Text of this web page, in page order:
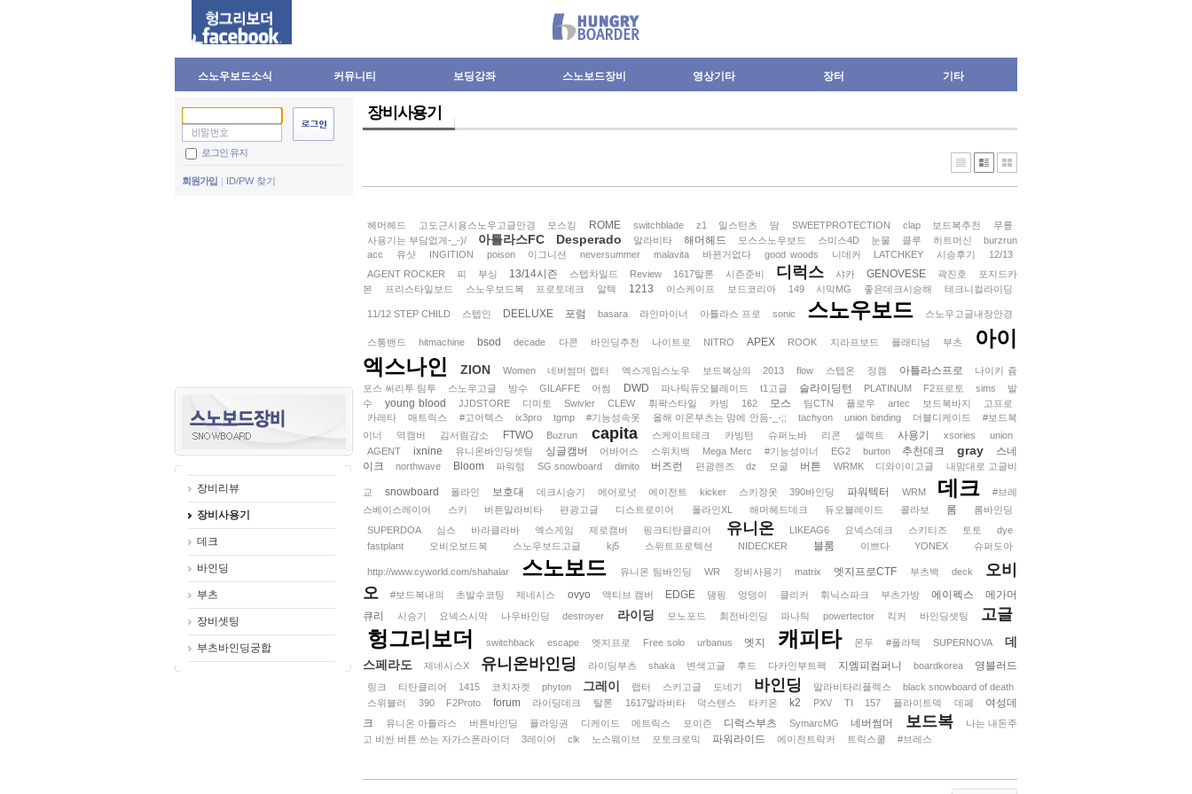
스노우보드소식 커뮤니티 보딩강좌 스노보드장비 영상기타 장터 기타
로그인 유지
회원가입 ID/PW 찾기
장비리뷰
장비사용기
데크
바인딩
부츠
장비셋팅
부츠바인딩궁합
장비사용기
헤머헤드 고도근시용스노우고글안경 모스킹 ROME switchblade z1 일스턴츠 땀 SWEETPROTECTION clap 보드복추천
무릎
사용기는 부담없게-_-)/
아틀라스FC Desperado 말라비타 해머헤드 모스스노우보드 스미스4D 눈물 클루 히트머신
burzrun
acc
유샷 INGITION poison 이그니션 neversummer malavita 바뀐거없다 good woods 니데커 LATCHKEY 시승후기
12/13
AGENT ROCKER
피 부싱 13/14시즌 스텝차일드 Review 1617탈론 시즌준비 디럭스 샤카 GENOVESE 곽진호
포지드카
본
프리스타일보드 스노우보드복 프로토데크 알텍 1213 이스케이프 보드코리아 149 시막MG 좋은데크시승해 테크니컬라이딩
11/12 STEP CHILD 스텝인 DEELUXE 포럼 basara 라인마이너 아틀라스 프로 sonic 스노우보드 스노우고글내장안경
스통밴드 hitmachine bsod decade 다콘 바인딩추천 나이트로 NITRO APEX ROOK 지라프보드 플래티넘 부츠
아이
엑스나인
ZION Women 네버썸머 랩터 엑스게임스노우 보드복상의 2013 flow 스텝온 정캠 아틀라스프로
나이키 쥼
포스 써리투 팀투
스노우고글 방수 GILAFFE 어썸 DWD 파나틱듀오블레이드 t1고글 슬라이딩턴 PLATINUM F2프로토 sims
발
수
young blood JJDSTORE 디미토 Swivler CLEW 휘팍스타일 카빙 162 모스 팀CTN 플로우 artec 보드복바지
고프로
카레타
매트릭스 #고어텍스 ix3pro tgmp #기능성속옷 올해 이온부츠는 맘에 안듬-_-;; tachyon union binding 더블디케이드
#보드복
이너
역캠버 김서림감소 FTWO Buzrun capita 스케이트테크 카빙턴 슈퍼노바 리콘 셀렉트 사용기 xsories
union
AGENT
ixnine 유니온바인딩셋팅 싱글캠버 어바어스 스위치백 Mega Merc #기능성이너 EG2 burton 추천데크 gray
스네
이크
northwave Bloom 파워텅 SG snowboard dimito 버즈런 편광렌즈 dz 모굴 버튼 WRMK 디와이이고글 내맘대로 고글비
교 snowboard 폴라인 보호대 데크시승기 에어로넛 에이전트 kicker 스키장옷 390바인딩 파워텍터 WRM 데크
#브레
스베이스레이어
스키 버튼말라비타 편광고글 디스트로이어 폴라인XL 해머헤드데크 듀오블레이드 콜라보 롬
롬바인딩
SUPERDOA
심스 바라클라바 엑스게임 제로캠버 핑크티탄클리어 유니온 LIKEAG6 요넥스데크 스키티즈 토토
dye
fastplant
오비오보드복 스노우보드고글 kj5 스위트프로텍션 NIDECKER 블룸 이쁘다 YONEX 슈퍼도아
http://www.cyworld.com/shahalar 스노보드 유니온 팀바인딩 WR 장비사용기 matrix 엣지프로CTF 부츠백 deck
오비
오
#보드복내의 초발수코팅 제네시스 ovyo 액티브 캠버 EDGE 댐핑 엉덩이 클리커 휘닉스파크 부츠가방 에이펙스
메가머
큐리
시승기 요넥스시막 나우바인딩 destroyer 라이딩 모노포드 회전바인딩 파나틱 powertector 킥커 바인딩셋팅 고글
헝그리보더 switchback escape 엣지프로 Free solo urbanus 엣지 캐피타 몬두 #폴라텍 SUPERNOVA
데
스페라도
제네시스X 유니온바인딩 라이딩부츠 shaka 변색고글 후드 다카인부트팩 지엠피컴퍼니 boardkorea 영블러드
링크 티탄클리어 1415 코치자켓 phyton 그레이 랩터 스키고글 도네기 바인딩 말라비타리플렉스
black snowboard of death
스위블러
390 F2Proto forum 라이딩데크 탈론 1617말라비타 덕스탠스 타키온 k2 PXV TI 157 플라이트덱 데페
여성데
크
유니온 아틀라스 버튼바인딩 플라잉권 디케이드 메트릭스 포이즌 디럭스부츠 SymarcMG 네버썸머 보드복
나는 내돈주
고 비싼 버튼 쓰는 자가스폰라이더
3레이어 clk 노스웨이브 포토크로믹 파워라이드 에이전트락커 트릭스쿨 #브레스